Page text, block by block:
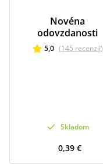
Novéna
odovzdanosti
5,0 (145 recenzií)
Skladom
0,39 €